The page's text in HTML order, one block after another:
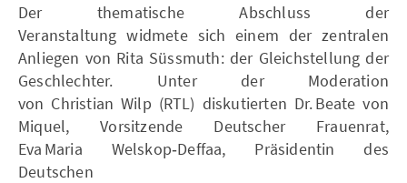
Der thematische Abschluss der
Veranstaltung widmete sich einem der zentralen
Anliegen von Rita Süssmuth: der Gleichstellung der
Geschlechter. Unter der Moderation
von Christian Wilp (RTL) diskutierten Dr. Beate von
Miquel, Vorsitzende Deutscher Frauenrat,
Eva Maria Welskop‑Deffaa, Präsidentin des
Deutschen